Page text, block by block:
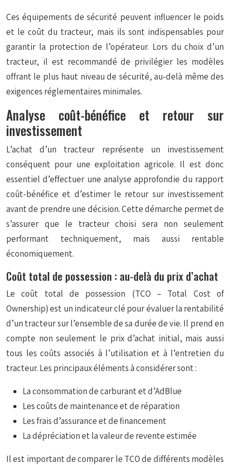
Ces équipements de sécurité peuvent influencer le poids
et le coût du tracteur, mais ils sont indispensables pour
garantir la protection de l’opérateur. Lors du choix d’un
tracteur, il est recommandé de privilégier les modèles
offrant le plus haut niveau de sécurité, au-delà même des
exigences réglementaires minimales.
Analyse coût-bénéfice et retour sur
investissement
L’achat d’un tracteur représente un investissement
conséquent pour une exploitation agricole. Il est donc
essentiel d’effectuer une analyse approfondie du rapport
coût-bénéfice et d’estimer le retour sur investissement
avant de prendre une décision. Cette démarche permet de
s’assurer que le tracteur choisi sera non seulement
performant techniquement, mais aussi rentable
économiquement.
Coût total de possession : au-delà du prix d’achat
Le coût total de possession (TCO – Total Cost of
Ownership) est un indicateur clé pour évaluer la rentabilité
d’un tracteur sur l’ensemble de sa durée de vie. Il prend en
compte non seulement le prix d’achat initial, mais aussi
tous les coûts associés à l’utilisation et à l’entretien du
tracteur. Les principaux éléments à considérer sont :
La consommation de carburant et d’AdBlue
Les coûts de maintenance et de réparation
Les frais d’assurance et de financement
La dépréciation et la valeur de revente estimée
Il est important de comparer le TCO de différents modèles